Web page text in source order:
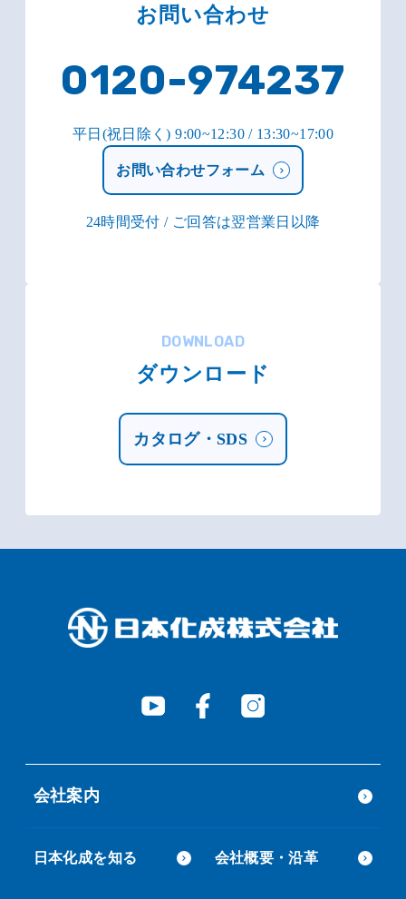
お問い合わせ
0120-974237
平日(祝日除く) 9:00~12:30 / 13:30~17:00
お問い合わせフォーム
24時間受付 / ご回答は翌営業日以降
DOWNLOAD
ダウンロード
カタログ・SDS
会社案内
日本化成を知る 会社概要・沿革